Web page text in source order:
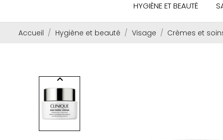
HYGIÈNE ET BEAUTÉ
Accueil Hygiène et beauté Visage Crèmes et
keyboard_arrow_left